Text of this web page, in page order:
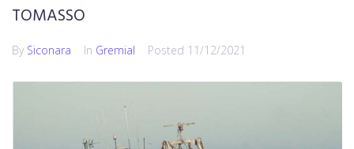
TOMASSO
By Siconara In Gremial Posted 11/12/2021